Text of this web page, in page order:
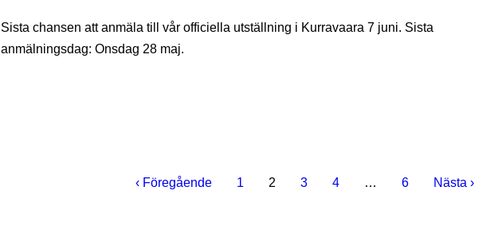
Sista chansen att anmäla till vår officiella utställning i Kurravaara 7 juni. Sista
anmälningsdag: Onsdag 28 maj.
‹ Föregående 1 2 3 4 … 6 Nästa ›